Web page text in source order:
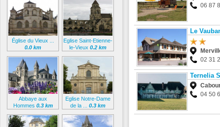
06 87
Le
02 31
Ternelia
04 50
Église du Vieux ...
0.0 km
Eglise Saint-Etienne-
le-Vieux 0.2 km
Abbaye aux
Hommes 0.3 km
Eglise Notre-Dame
de la ... 0.3 km